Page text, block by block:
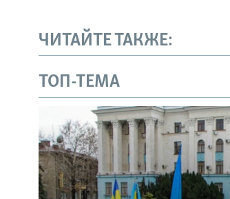
ЧИТАЙТЕ ТАКЖЕ:
ТОП-ТЕМА